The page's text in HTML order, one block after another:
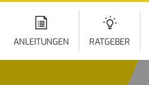
ANLEITUNGEN RATGEBER